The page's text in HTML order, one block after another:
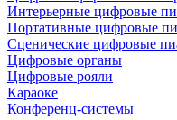
Интерьерные цифровые
Портативные цифровые
Сценические цифровые
Цифровые органы
Цифровые рояли
Караоке
Конференц-системы